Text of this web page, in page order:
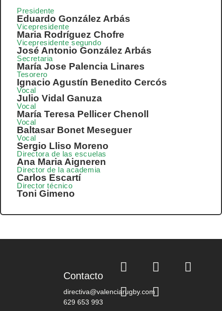
Presidente
Eduardo González Arbás
Vicepresidente
Maria Rodríguez Chofre
Vicepresidente segundo
José Antonio González Arbás
Secretaria
María Jose Palencia Linares
Tesorero
Ignacio Agustín Benedito Cercós
Vocal
Julio Vidal Ganuza
Vocal
María Teresa Pellicer Chenoll
Vocal
Baltasar Bonet Meseguer
Vocal
Sergio Lliso Moreno
Directora de las escuelas
Ana Maria Aigneren
Director de la academia
Carlos Escartí
Director técnico
Toni Gimeno
Contacto
directiva@valenciarugby.com
629 653 993